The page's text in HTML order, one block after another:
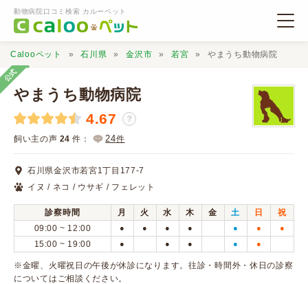
動物病院口コミ検索 カルーペット
動物病院検索
口コミ検索
Calooペットとは？
口コミ投稿
Calooペット 石川県 金沢市 若宮 やまうち動物病院
公式
やまうち動物病院
4.67 ？
飼い主の声 24 件： 24件
石川県金沢市若宮1丁目177-7
イヌ / ネコ / ウサギ / フェレット
診察時間 月 火 水 木 金 土 日
祝
09:00 ~ 12:00
● ● ● ● ● ● ●
15:00 ~ 19:00 ● ● ● ● ●
※金曜、火曜祝日の午後が休診になります。往診・時間外・休日の診察
についてはご相談ください。